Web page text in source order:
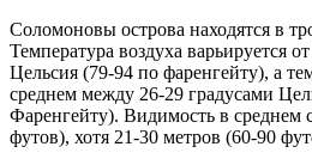
Соломоновы острова находятся в
Температура воздуха варьируется
Цельсия (79-94 по фаренгейту), а
среднем между 26-29 градусами
Фаренгейту). Видимость в среднем
футов), хотя 21-30 метров (60-90